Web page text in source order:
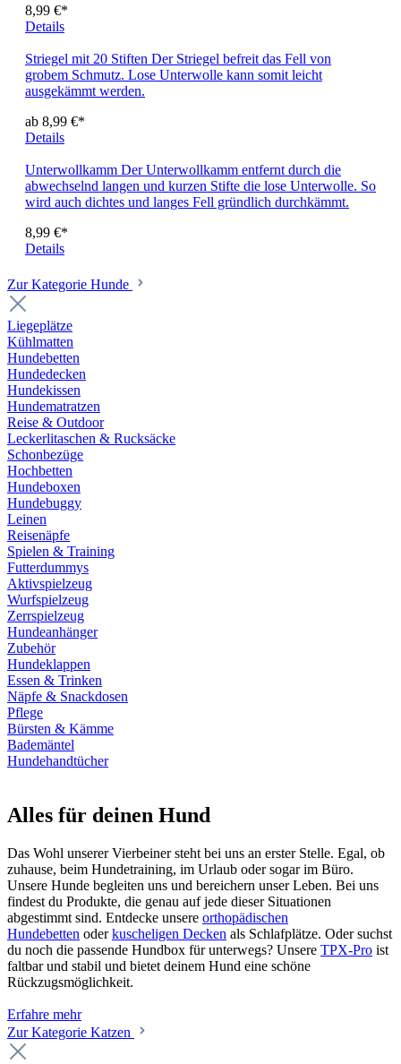
8,99 €*
Details
Striegel mit 20 Stiften Der Striegel befreit das Fell von
grobem Schmutz. Lose Unterwolle kann somit leicht
ausgekämmt werden.
ab 8,99 €*
Details
Unterwollkamm Der Unterwollkamm entfernt durch die
abwechselnd langen und kurzen Stifte die lose Unterwolle. So
wird auch dichtes und langes Fell gründlich durchkämmt.
8,99 €*
Details
Zur Kategorie Hunde
Liegeplätze
Kühlmatten
Hundebetten
Hundedecken
Hundekissen
Hundematratzen
Reise & Outdoor
Leckerlitaschen & Rucksäcke
Schonbezüge
Hochbetten
Hundeboxen
Hundebuggy
Leinen
Reisenäpfe
Spielen & Training
Futterdummys
Aktivspielzeug
Wurfspielzeug
Zerrspielzeug
Hundeanhänger
Zubehör
Hundeklappen
Essen & Trinken
Näpfe & Snackdosen
Pflege
Bürsten & Kämme
Bademäntel
Hundehandtücher
Alles für deinen Hund
Das Wohl unserer Vierbeiner steht bei uns an erster Stelle. Egal, ob
zuhause, beim Hundetraining, im Urlaub oder sogar im Büro.
Unsere Hunde begleiten uns und bereichern unser Leben. Bei uns
findest du Produkte, die genau auf jede dieser Situationen
abgestimmt sind. Entdecke unsere orthopädischen
Hundebetten oderkuscheligen Decken als Schlafplätze. Oder suchst
du noch die passende Hundbox für unterwegs? Unsere TPX-Pro ist
faltbar und stabil und bietet deinem Hund eine schöne
Rückzugsmöglichkeit.
Erfahre mehr
Zur Kategorie Katzen